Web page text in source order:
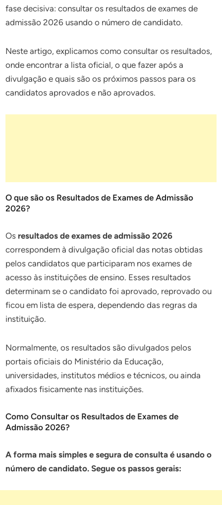
fase decisiva: consultar os resultados de exames de
admissão 2026 usando o número de candidato.
Neste artigo, explicamos como consultar os resultados,
onde encontrar a lista oficial, o que fazer após a
divulgação e quais são os próximos passos para os
candidatos aprovados e não aprovados.
O que são os Resultados de Exames de Admissão
2026?
Os resultados de exames de admissão 2026
correspondem à divulgação oficial das notas obtidas
pelos candidatos que participaram nos exames de
acesso às instituições de ensino. Esses resultados
determinam se o candidato foi aprovado, reprovado ou
ficou em lista de espera, dependendo das regras da
instituição.
Normalmente, os resultados são divulgados pelos
portais oficiais do Ministério da Educação,
universidades, institutos médios e técnicos, ou ainda
afixados fisicamente nas instituições.
Como Consultar os Resultados de Exames de
Admissão 2026?
A forma mais simples e segura de consulta é usando o
número de candidato. Segue os passos gerais: